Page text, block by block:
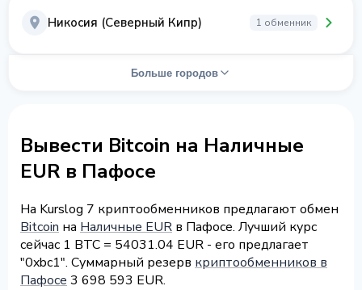
Никосия (Северный Кипр) 1 обменник
Больше городов
Вывести Bitcoin на Наличные
EUR в Пафосе
На Kurslog 7 криптообменников предлагают обмен
Bitcoin на Наличные EUR в Пафосе. Лучший курс
сейчас 1 BTC = 54031.04 EUR - его предлагает
"0xbc1". Суммарный резерв криптообменников в
Пафосе 3 698 593 EUR.